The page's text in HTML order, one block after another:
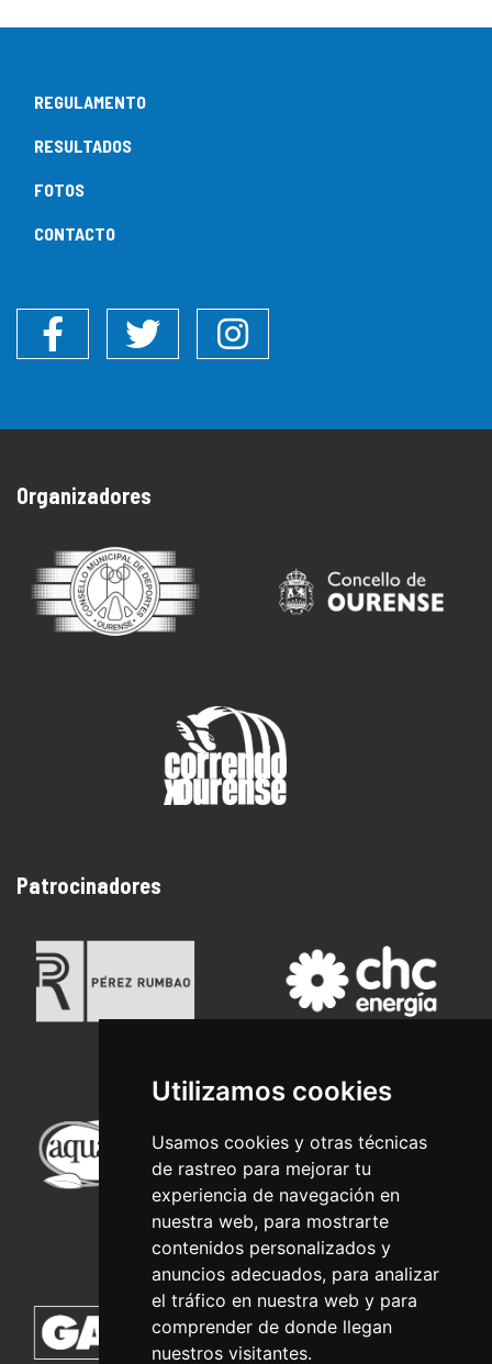
Utilizamos cookies
Usamos cookies y otras técnicas
de rastreo para mejorar tu
experiencia de navegación en
nuestra web, para mostrarte
contenidos personalizados y
anuncios adecuados, para analizar
el tráfico en nuestra web y para
comprender de donde llegan
nuestros visitantes.
REGULAMENTO
RESULTADOS
FOTOS
CONTACTO
Twitter Instagram
Organizadores
Patrocinadores